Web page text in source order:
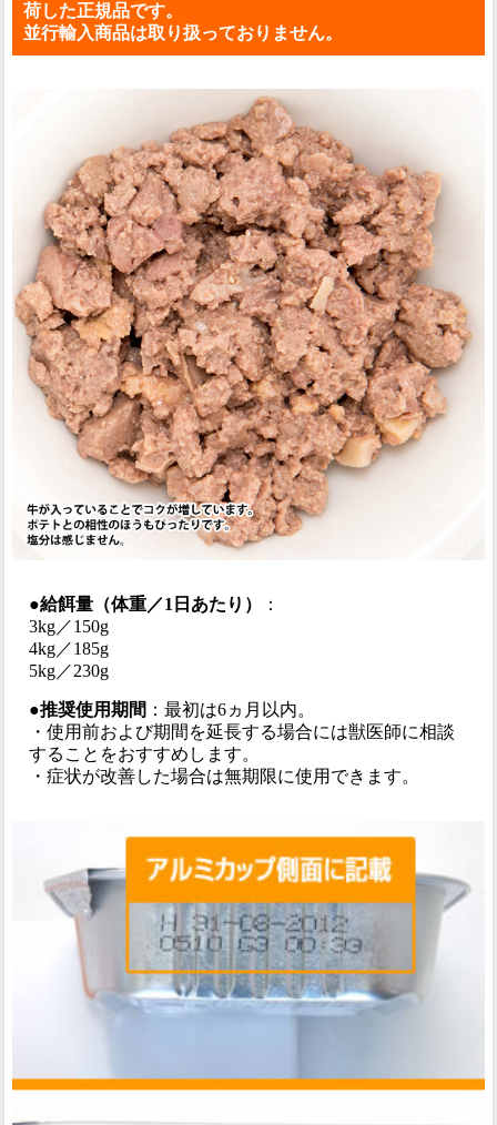
荷した正規品です。
並行輸入商品は取り扱っておりません。
●給餌量（体重／1日あたり）
：
3kg／150g
4kg／185g
5kg／230g
●推奨使用期間 ：最初は6ヵ月以内。
・使用前および期間を延長する場合には獣医師に相談
することをおすすめします。
・症状が改善した場合は無期限に使用できます。